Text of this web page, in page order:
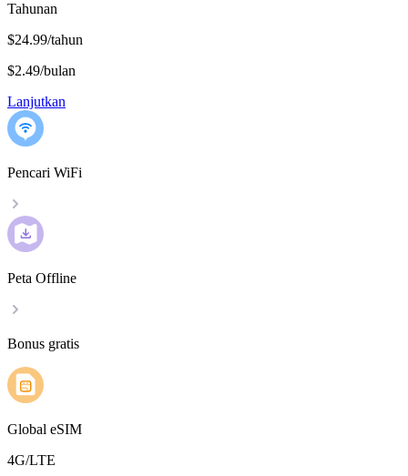
Tahunan
$24.99/tahun
$2.49/bulan
Lanjutkan
Pencari WiFi
Peta Offline
Bonus gratis
Global eSIM
4G/LTE